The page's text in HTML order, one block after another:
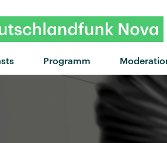
Programm